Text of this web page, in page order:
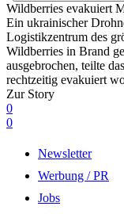
Wildberries evakuiert
Ein ukrainischer
Logistikzentrum des
Wildberries in Brand
ausgebrochen, teilte
rechtzeitig evakuiert
Zur Story
0
0
Newsletter
Werbung / PR
Jobs